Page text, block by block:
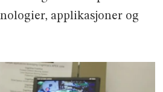
applikasjoner og